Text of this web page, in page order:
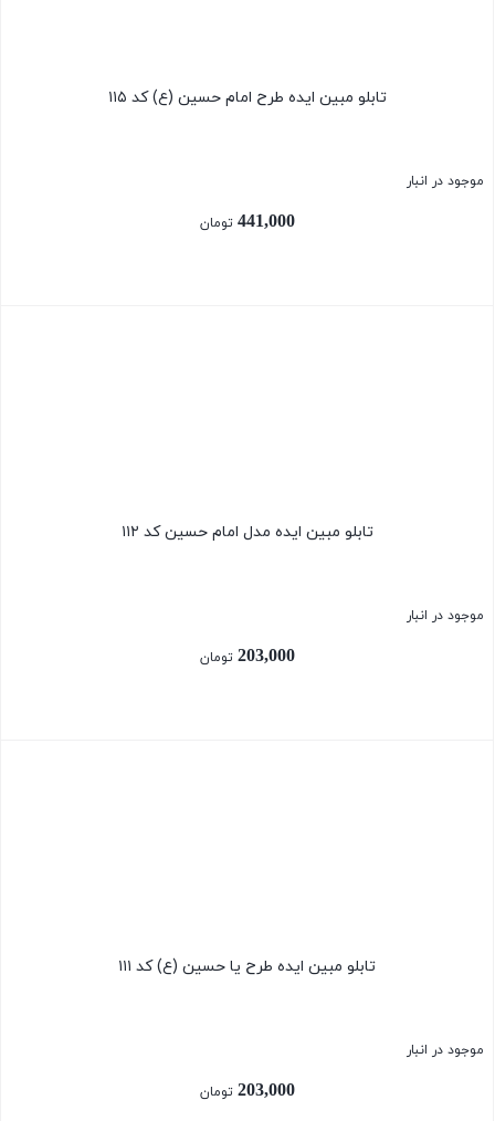
تابلو مبین ایده طرح امام حسین (ع) کد ۱۱۵
موجود در انبار
441,000 تومان
تابلو مبین ایده مدل امام حسین کد ۱۱۲
موجود در انبار
203,000 تومان
تابلو مبین ایده طرح یا حسین (ع) کد ۱۱۱
موجود در انبار
203,000 تومان